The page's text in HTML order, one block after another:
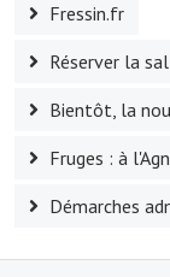
L'association
L'association
Village sportif
L'US Crequy
La société de
La société de
Fressin.fr
Réserver la
Bientôt, la
Fruges : à
Démarches